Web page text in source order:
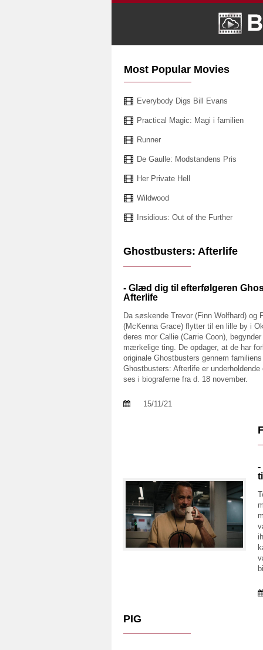
Most Popular Movies
Everybody Digs Bill Evans
Practical Magic: Magi i familien
Runner
De Gaulle: Modstandens Pris
Her Private Hell
Wildwood
Insidious: Out of the Further
Ghostbusters: Afterlife
- Glæd dig til efterfølgeren
Afterlife
Da søskende Trevor (Finn Wolfhard) og
(McKenna Grace) flytter til en lille by i
deres mor Callie (Carrie Coon),
mærkelige ting. De opdager, at de har
originale Ghostbusters gennem
Ghostbusters: Afterlife er
ses i biograferne fra d. 18 november.
15/11/21
-
PIG